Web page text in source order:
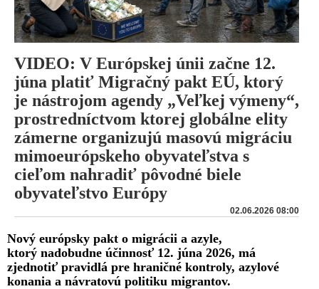
VIDEO: V Európskej únii začne 12.
júna platiť Migračný pakt EÚ, ktorý
je nástrojom agendy „Veľkej výmeny“,
prostredníctvom ktorej globálne elity
zámerne organizujú masovú migráciu
mimoeurópskeho obyvateľstva s
cieľom nahradiť pôvodné biele
obyvateľstvo Európy
02.06.2026 08:00
Nový európsky pakt o migrácii a azyle,
ktorý nadobudne účinnosť 12. júna 2026, má
zjednotiť pravidlá pre hraničné kontroly, azylové
konania a návratovú politiku migrantov.